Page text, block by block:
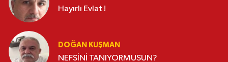
Hayırlı Evlat !
DOĞAN KUŞMAN
NEFSİNİ TANIYORMUSUN?